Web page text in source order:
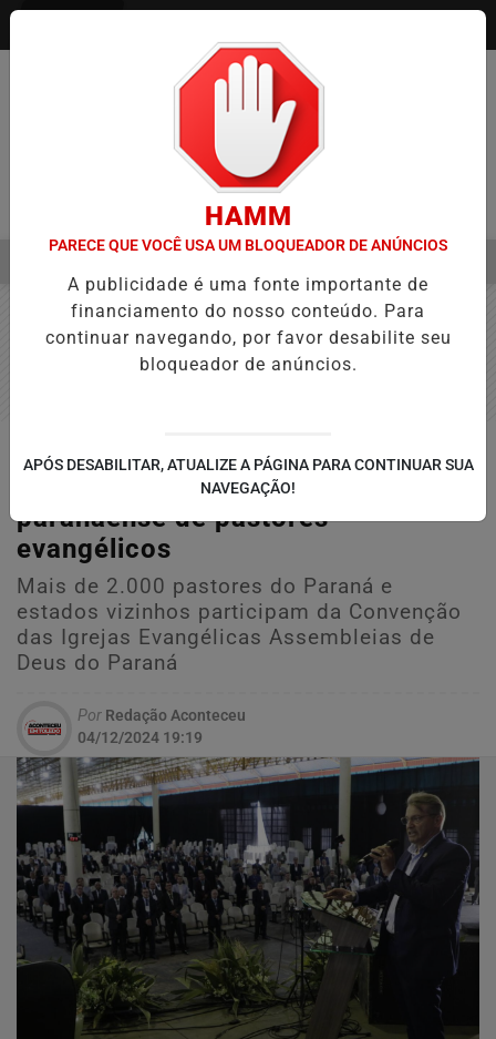
EM ALTA
TOLEDO
Executivo prestigia evento
paranaense de pastores
evangélicos
Mais de 2.000 pastores do Paraná e
estados vizinhos participam da Convenção
das Igrejas Evangélicas Assembleias de
Deus do Paraná
Por Redação Aconteceu
04/12/2024 19:19
HAMM
PARECE QUE VOCÊ USA UM BLOQUEADOR DE ANÚNCIOS
A publicidade é uma fonte importante de
financiamento do nosso conteúdo. Para
continuar navegando, por favor desabilite seu
bloqueador de anúncios.
APÓS DESABILITAR, ATUALIZE A PÁGINA PARA CONTINUAR SUA
NAVEGAÇÃO!